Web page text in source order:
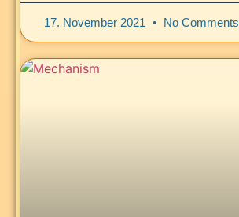
17. November 2021 No Comments